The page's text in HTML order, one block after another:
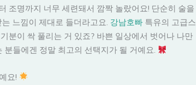
조명까지 너무 세련돼서 깜짝 놀랐어요! 단순히 술을
느낌이 제대로 들더라고요. 강남호빠 특유의 고급스
분이 싹 풀리는 거 있죠? 바쁜 일상에서 벗어나 나만
들에겐 정말 최고의 선택지가 될 거예요.
요!